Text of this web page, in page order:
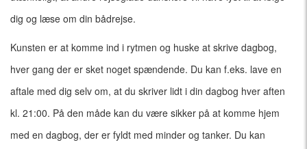
dig og læse om din bådrejse.
Kunsten er at komme ind i rytmen og huske at skrive dagbog,
hver gang der er sket noget spændende. Du kan f.eks. lave en
aftale med dig selv om, at du skriver lidt i din dagbog hver aften
kl. 21:00. På den måde kan du være sikker på at komme hjem
med en dagbog, der er fyldt med minder og tanker. Du kan